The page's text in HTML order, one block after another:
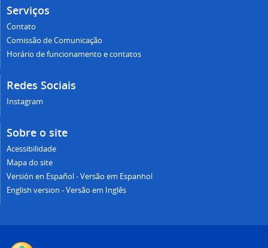
Serviços
Contato
Comissão de Comunicação
Horário de funcionamento e contatos
Redes Sociais
Instagram
Sobre o site
Acessibilidade
Mapa do site
Versión en Español - Versão em Espanhol
English version - Versão em Inglês